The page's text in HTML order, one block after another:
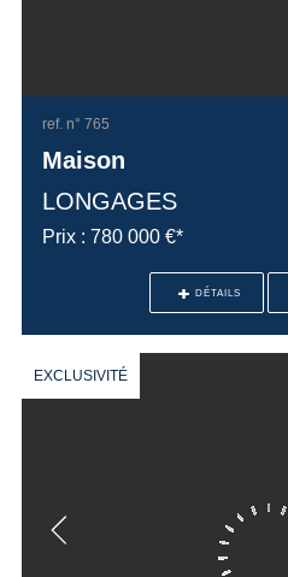
ref. n° 765
Maison
LONGAGES
Prix : 780 000 €*
DÉTAILS
EXCLUSIVITÉ